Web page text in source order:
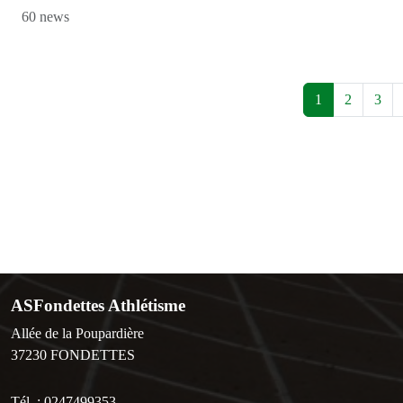
60 news
1 2 3
ASFondettes Athlétisme
Allée de la Poupardière
37230 FONDETTES